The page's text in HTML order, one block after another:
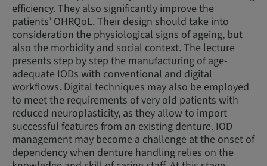
efficiency. They also significantly improve the
patients’ OHRQoL. Their design should take into
consideration the physiological signs of ageing, but
also the morbidity and social context. The lecture
presents step by step the manufacturing of age-
adequate IODs with conventional and digital
workflows. Digital techniques may also be employed
to meet the requirements of very old patients with
reduced neuroplasticity, as they allow to import
successful features from an existing denture. IOD
management may become a challenge at the onset of
dependency when denture handling relies on the